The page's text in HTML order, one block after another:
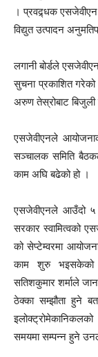
। प्रवद्र्धक
विद्युत उत्पादन
लगानी बोर्डले
सुचना प्रकाशित
अरुण तेस्रोबाट
एसजेवीएनले
सञ्चालक समिति
काम अघि बढेको हो ।
एसजेवीएनले आउँदो ५
सरकार स्वामित्वको
को सेप्टेम्वरमा
काम शुरु भइसकेको
सतिशकुमार शर्माले
ठेक्का सम्झौता हुने
समयमा सम्पन्न हुने